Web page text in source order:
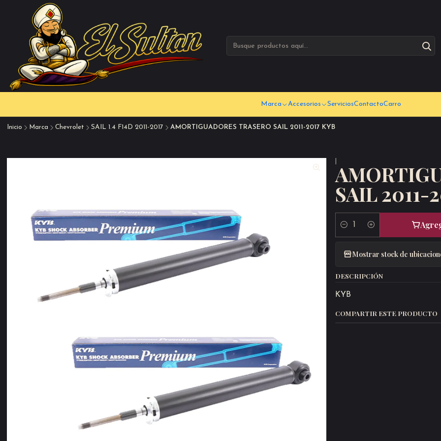
Marca Accesorios ServiciosContactoCarro
Inicio Marca Chevrolet SAIL 1.4 F14D 2011-2017 AMORTIGUADORES TRASERO SAIL 2011-2017 KYB
SAIL 2011-
Cantidad
Mostrar stock de
DESCRIPCIÓN
KYB
COMPARTIR ESTE PRODUCTO